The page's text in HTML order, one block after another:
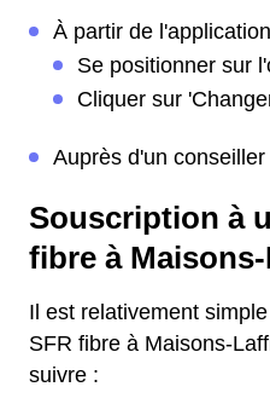
À partir de
Se positionner sur
Cliquer sur
Auprès d'un conseiller
Souscription à
fibre à
Il est relativement
SFR fibre à Maisons-
suivre :